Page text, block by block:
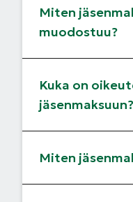
Miten
muodostuu?
Kuka on
jäsenmaksuun?
Miten